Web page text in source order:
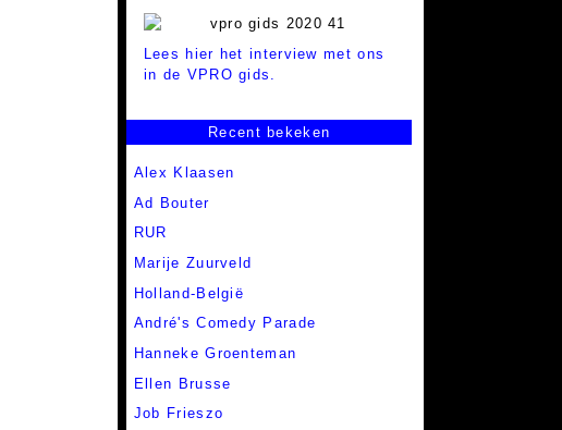
Lees hier het interview met ons
in de VPRO gids.
Recent bekeken
Alex Klaasen
Ad Bouter
RUR
Marije Zuurveld
Holland-België
André's Comedy Parade
Hanneke Groenteman
Ellen Brusse
Job Frieszo